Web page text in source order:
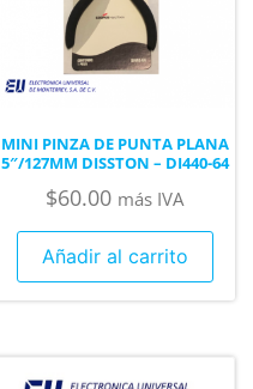
MINI PINZA DE PUNTA PLANA
5″/127MM DISSTON – DI440-64
$60.00 más IVA
Añadir al carrito